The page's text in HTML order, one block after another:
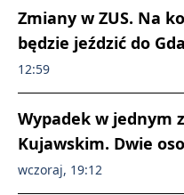
Zmiany w ZUS. Na
będzie jeździć do
12:59
Wypadek w jednym
Kujawskim. Dwie
wczoraj, 19:12